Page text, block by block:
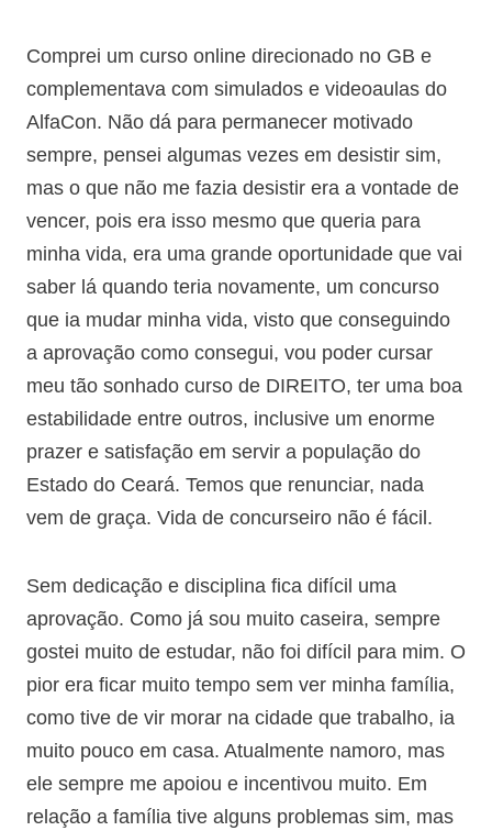
Comprei um curso online direcionado no GB e
complementava com simulados e videoaulas do
AlfaCon. Não dá para permanecer motivado
sempre, pensei algumas vezes em desistir sim,
mas o que não me fazia desistir era a vontade de
vencer, pois era isso mesmo que queria para
minha vida, era uma grande oportunidade que vai
saber lá quando teria novamente, um concurso
que ia mudar minha vida, visto que conseguindo
a aprovação como consegui, vou poder cursar
meu tão sonhado curso de DIREITO, ter uma boa
estabilidade entre outros, inclusive um enorme
prazer e satisfação em servir a população do
Estado do Ceará. Temos que renunciar, nada
vem de graça. Vida de concurseiro não é fácil.
Sem dedicação e disciplina fica difícil uma
aprovação. Como já sou muito caseira, sempre
gostei muito de estudar, não foi difícil para mim. O
pior era ficar muito tempo sem ver minha família,
como tive de vir morar na cidade que trabalho, ia
muito pouco em casa. Atualmente namoro, mas
ele sempre me apoiou e incentivou muito. Em
relação a família tive alguns problemas sim, mas